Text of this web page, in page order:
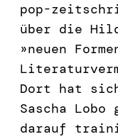
pop-
über die
»neuen
Dort hat
Sascha
darauf